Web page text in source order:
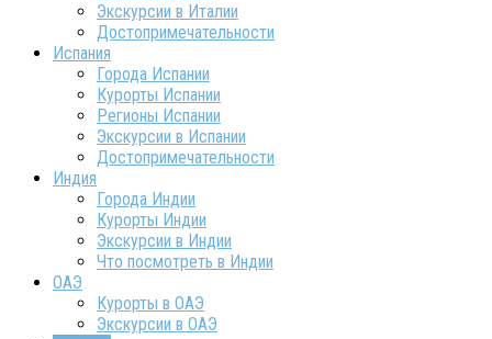
Экскурсии в Италии
Достопримечательности
Испания
Города Испании
Курорты Испании
Регионы Испании
Экскурсии в Испании
Достопримечательности
Индия
Города Индии
Курорты Индии
Экскурсии в Индии
Что посмотреть в Индии
ОАЭ
Курорты в ОАЭ
Экскурсии в ОАЭ